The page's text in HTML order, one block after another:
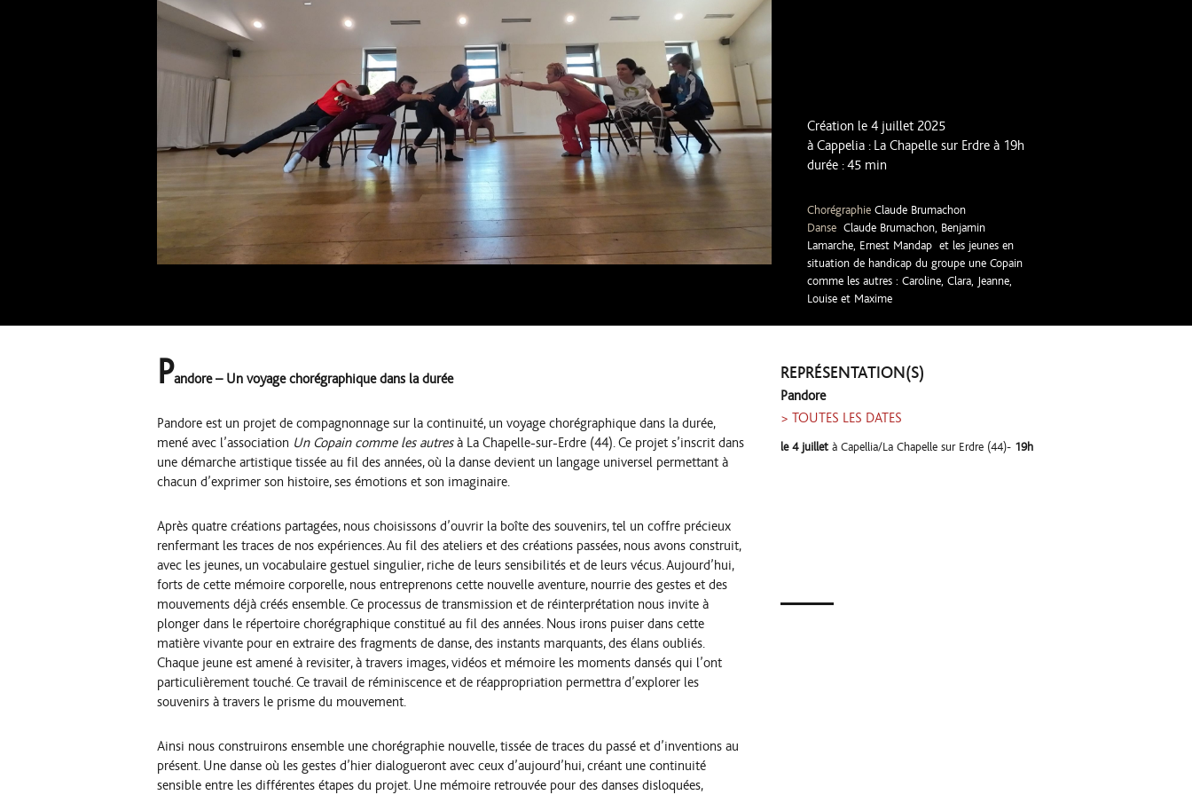
Création le 4 juillet 2025
à Cappelia : La Chapelle sur Erdre à 19h
durée : 45 min
Chorégraphie Claude Brumachon
Danse Claude Brumachon, Benjamin
Lamarche, Ernest Mandap et les jeunes en
situation de handicap du groupe une Copain
comme les autres : Caroline, Clara, Jeanne,
Louise et Maxime
Pandore – Un voyage chorégraphique dans la durée
Pandore est un projet de compagnonnage sur la continuité, un voyage chorégraphique dans la durée,
mené avec l’association Un Copain comme les autresà La Chapelle-sur-Erdre (44). Ce projet s’inscrit dans
une démarche artistique tissée au fil des années, où la danse devient un langage universel permettant à
chacun d’exprimer son histoire, ses émotions et son imaginaire.
Après quatre créations partagées, nous choisissons d’ouvrir la boîte des souvenirs, tel un coffre précieux
renfermant les traces de nos expériences. Au fil des ateliers et des créations passées, nous avons construit,
avec les jeunes, un vocabulaire gestuel singulier, riche de leurs sensibilités et de leurs vécus. Aujourd’hui,
forts de cette mémoire corporelle, nous entreprenons cette nouvelle aventure, nourrie des gestes et des
mouvements déjà créés ensemble. Ce processus de transmission et de réinterprétation nous invite à
plonger dans le répertoire chorégraphique constitué au fil des années. Nous irons puiser dans cette
matière vivante pour en extraire des fragments de danse, des instants marquants, des élans oubliés.
Chaque jeune est amené à revisiter, à travers images, vidéos et mémoire les moments dansés qui l’ont
particulièrement touché. Ce travail de réminiscence et de réappropriation permettra d’explorer les
souvenirs à travers le prisme du mouvement.
Ainsi nous construirons ensemble une chorégraphie nouvelle, tissée de traces du passé et d’inventions au
présent. Une danse où les gestes d’hier dialogueront avec ceux d’aujourd’hui, créant une continuité
sensible entre les différentes étapes du projet. Une mémoire retrouvée pour des danses disloquées,
REPRÉSENTATION(S)
Pandore
> TOUTES LES DATES
le 4 juillet à Capellia/La Chapelle sur Erdre (44)- 19h